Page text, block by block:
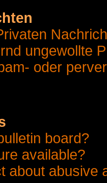
ungewollte
oder
board?
available?
about abusive